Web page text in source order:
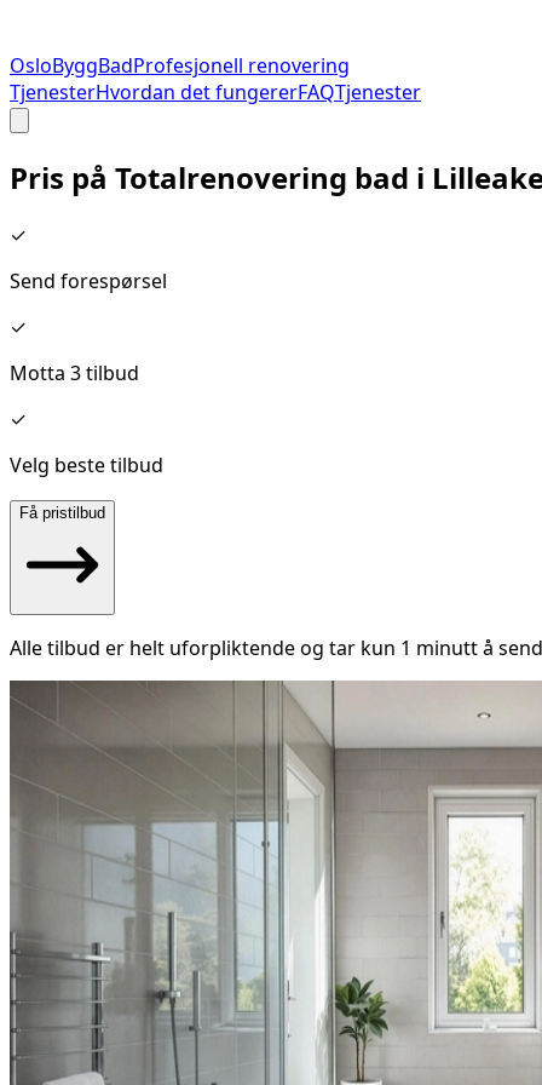
OsloByggBadProfesjonell renovering
TjenesterHvordan det fungererFAQTjenester
Pris på Totalrenovering bad i
✓
Send forespørsel
✓
Motta 3 tilbud
✓
Velg beste tilbud
Få pristilbud
Alle tilbud er helt uforpliktende og tar kun 1 minutt å